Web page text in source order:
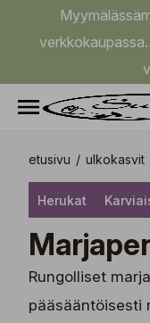
etusivu / ulkokasvit
Herukat
Rungolliset
pääsääntöisesti